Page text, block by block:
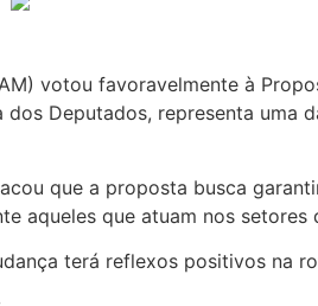
votou favoravelmente à
Deputados, representa uma
que a proposta busca
aqueles que atuam nos
terá reflexos positivos na